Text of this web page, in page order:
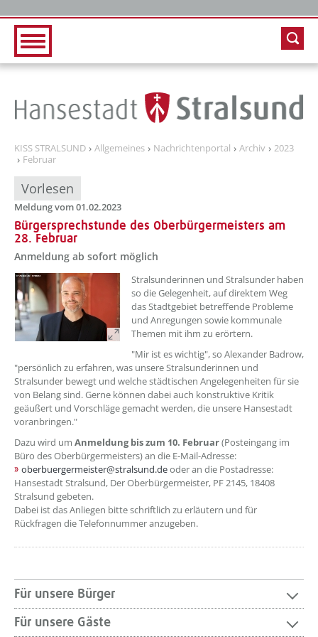
KISS STRALSUND Allgemeines Nachrichtenportal Archiv
2023
Februar
Vorlesen
Meldung vom 01.02.2023
Bürgersprechstunde des Oberbürgermeisters am
28. Februar
Anmeldung ab sofort möglich
??? absaetzeOben[1]/titel ???
Stralsunderinnen und Stralsunder haben
so die Gelegenheit, auf direktem Weg
das Stadtgebiet betreffende Probleme
und Anregungen sowie kommunale
Themen mit ihm zu erörtern.
"Mir ist es wichtig", so Alexander Badrow,
"persönlich zu erfahren, was unsere Stralsunderinnen und
Stralsunder bewegt und welche städtischen Angelegenheiten für sie
von Belang sind. Gerne können dabei auch konstruktive Kritik
geäußert und Vorschläge gemacht werden, die unsere Hansestadt
voranbringen."
Dazu wird um Anmeldung bis zum 10. Februar(Posteingang im
Büro des Oberbürgermeisters) an die E-Mail-Adresse:
oberbuergermeister@stralsund.deoder an die Postadresse:
Hansestadt Stralsund, Der Oberbürgermeister, PF 2145, 18408
Stralsund gebeten.
Dabei ist das Anliegen bitte schriftlich zu erläutern und für
Rückfragen die Telefonnummer anzugeben.
Für unsere Bürger
Für unsere Gäste